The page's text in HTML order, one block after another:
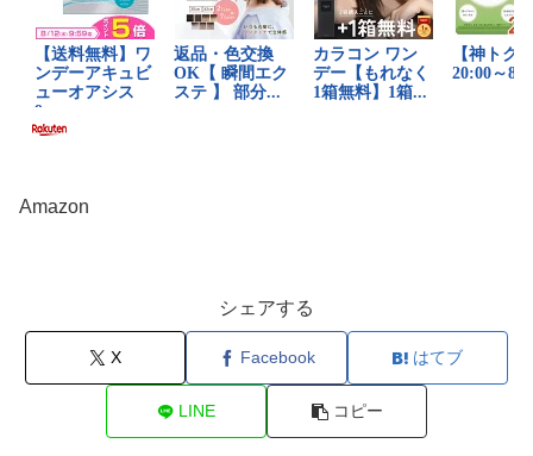
Amazon
シェアする
X Facebook はてブ
LINE コピー